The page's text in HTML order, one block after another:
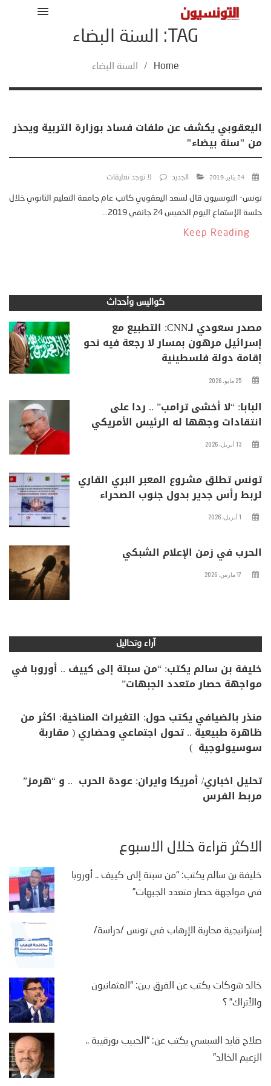
TAG: السنة البضاء
Home
/ السنة البضاء
اليعقوبي يكشف عن ملفات فساد بوزارة التربية ويحذر
من "سنة بيضاء"
24 يناير، 2019 الجديد لا توجد تعليقات
تونس- التونسيون قال لسعد اليعقوبي كاتب عام جامعة التعليم الثانوي خلال
جلسة الإستماع اليوم الخميس 24 جانفي 2019...
Keep Reading
كواليس وأحداث
مصدر سعودي لـCNN: التطبيع مع
إسرائيل مرهون بمسار لا رجعة فيه نحو
إقامة دولة فلسطينية
25 مايو، 2026
البابا: “لا أخشى ترامب” .. ردا على
انتقادات وجهها له الرئيس الأمريكي
13 أبريل، 2026
تونس تطلق مشروع المعبر البري القاري
لربط رأس جدير بدول جنوب الصحراء
1 أبريل، 2026
الحرب في زمن الإعلام الشبكي
17 مارس، 2026
آراء وتحاليل
خليفة بن سالم يكتب: “من سبتة إلى كييف .. أوروبا في
مواجهة حصار متعدد الجبهات”
منذر بالضيافي يكتب حول: التغيرات المناخية: اكثر من
ظاهرة طبيعية .. تحول اجتماعي وحضاري ( مقاربة
سوسيولوجية )
تحليل اخباري/ أمريكا وايران: عودة الحرب .. و “هرمز”
مربط الفرس
الأكثر قراءة خلال الأسبوع
خليفة بن سالم يكتب: “من سبتة إلى كييف .. أوروبا
في مواجهة حصار متعدد الجبهات”
إستراتيجية محاربة الإرهاب في تونس /دراسة/
خالد شوكات يكتب عن الفرق بين: “العثمانيون
والأتراك” ؟
صلاح قايد السبسي يكتب عن: “الحبيب بورقيبة ..
الزعيم الخالد”